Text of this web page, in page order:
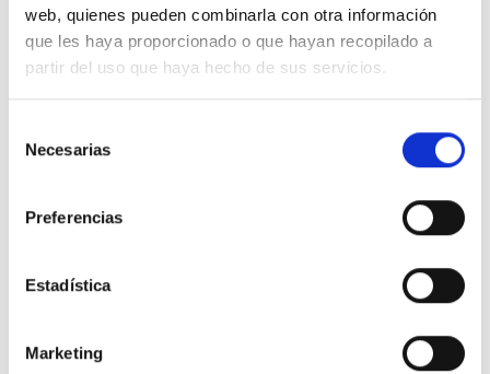
web, quienes pueden combinarla con otra información
que les haya proporcionado o que hayan recopilado a
partir del uso que haya hecho de sus servicios.
Necesarias
Preferencias
Estadística
Marketing
Conmutador de superficie estancoLegrand plexo 069711Len color
gris
IP55
Detalles del producto
Comentarios